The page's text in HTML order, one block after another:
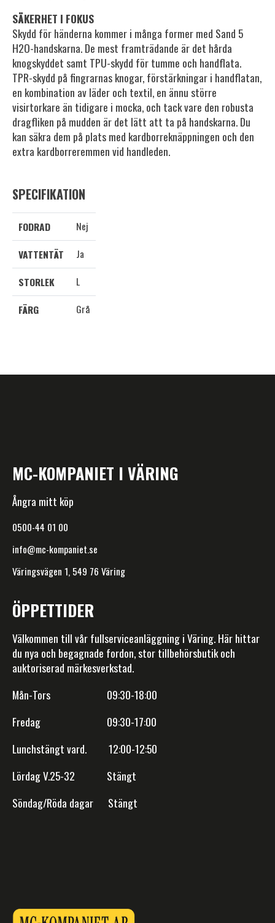
SÄKERHET I FOKUS
Skydd för händerna kommer i många former med Sand 5
H2O-handskarna. De mest framträdande är det hårda
knogskyddet samt TPU-skydd för tumme och handflata.
TPR-skydd på fingrarnas knogar, förstärkningar i handflatan,
en kombination av läder och textil, en ännu större
visirtorkare än tidigare i mocka, och tack vare den robusta
dragfliken på mudden är det lätt att ta på handskarna. Du
kan säkra dem på plats med kardborreknäppningen och den
extra kardborreremmen vid handleden.
SPECIFIKATION
FODRAD
Nej
VATTENTÄT
Ja
STORLEK
L
FÄRG
Grå
MC-KOMPANIET I VÄRING
Ångra mitt köp
0500-44 01 00
info@mc-kompaniet.se
Väringsvägen 1, 549 76 Väring
ÖPPETTIDER
Välkommen till vår fullserviceanläggning i Väring. Här hittar
du nya och begagnade fordon, stor tillbehörsbutik och
auktoriserad märkesverkstad.
Mån-Tors 09:30-18:00
Fredag 09:30-17:00
Lunchstängt vard. 12:00-12:50
Lördag V.25-32 Stängt
Söndag/Röda dagar Stängt